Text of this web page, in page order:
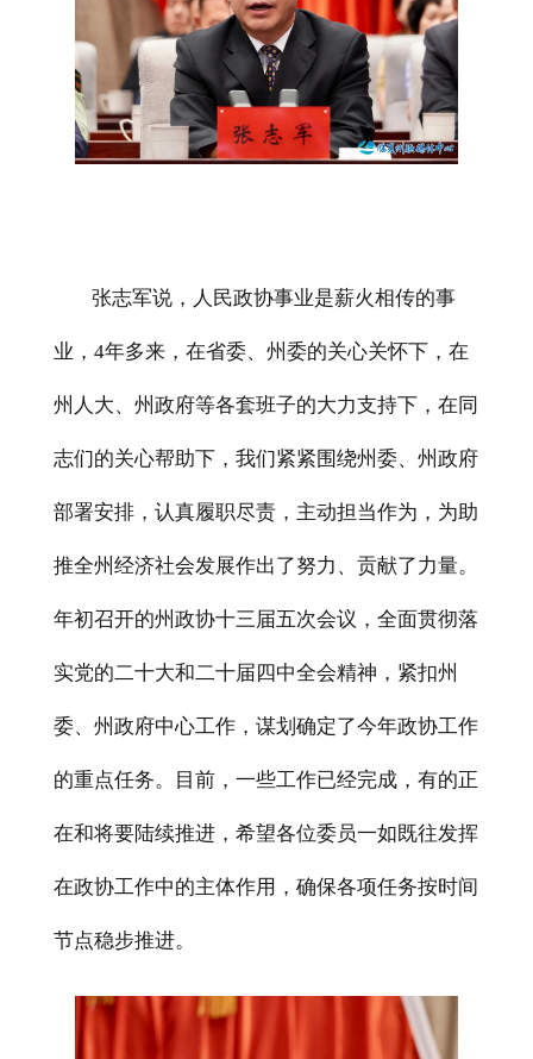
张志军说，人民政协事业是薪火相传的事
业， 4年多来，在省委、州委的关心关怀下，在
州人大、州政府等各套班子的大力支持下，在同
志们的关心帮助下，我们紧紧围绕州委、州政府
部署安排，认真履职尽责，主动担当作为，为助
推全州经济社会发展作出了努力、贡献了力量。
年初召开的州政协十三届五次会议，全面贯彻落
实党的二十大和二十届四中全会精神，紧扣州
委、州政府中心工作，谋划确定了今年政协工作
的重点任务。目前，一些工作已经完成，有的正
在和将要陆续推进，希望各位委员一如既往发挥
在政协工作中的主体作用，确保各项任务按时间
节点稳步推进。